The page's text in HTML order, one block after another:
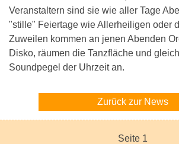
Veranstaltern sind sie wie aller Tage
"stille" Feiertage wie Allerheiligen oder
Zuweilen kommen an jenen Abenden
Disko, räumen die Tanzfläche und
Soundpegel der Uhrzeit an.
Zurück zur News
Seite 1
Vor Letzte Seite